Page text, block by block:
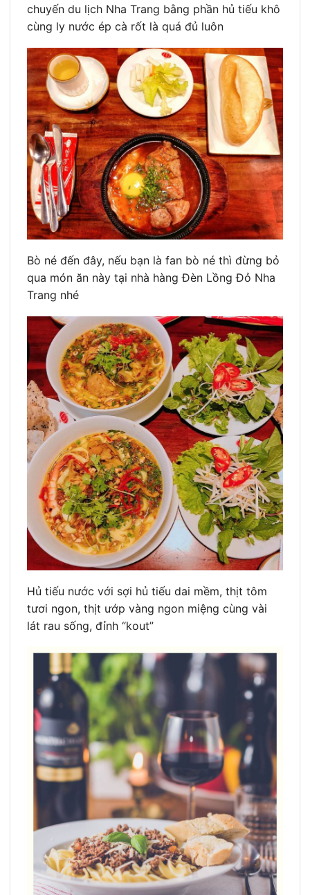
chuyến du lịch Nha Trang bằng phần hủ tiếu khô
cùng ly nước ép cà rốt là quá đủ luôn
Bò né đến đây, nếu bạn là fan bò né thì đừng bỏ
qua món ăn này tại nhà hàng Đèn Lồng Đỏ Nha
Trang nhé
Hủ tiếu nước với sợi hủ tiếu dai mềm, thịt tôm
tươi ngon, thịt ướp vàng ngon miệng cùng vài
lát rau sống, đỉnh “kout”